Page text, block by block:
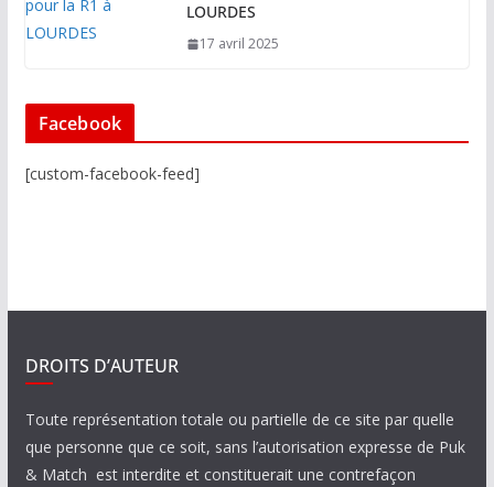
LOURDES
17 avril 2025
Facebook
[custom-facebook-feed]
DROITS D’AUTEUR
Toute représentation totale ou partielle de ce site par quelle
que personne que ce soit, sans l’autorisation expresse de Puk
& Match est interdite et constituerait une contrefaçon